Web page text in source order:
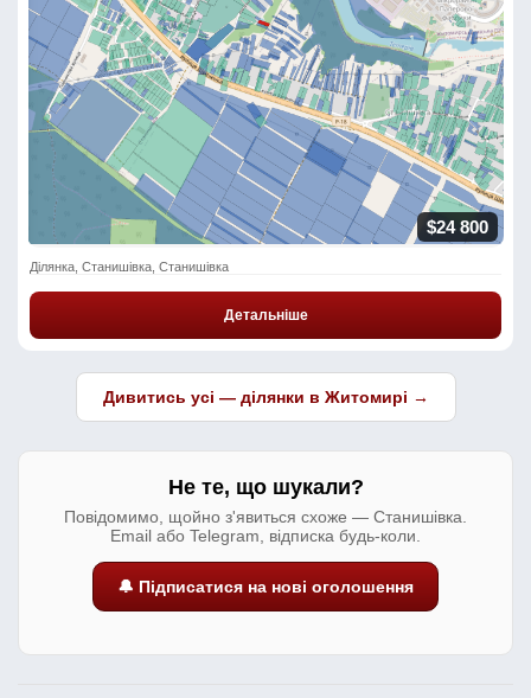
$24 800
Ділянка, Станишівка, Станишівка
Детальніше
Дивитись усі — ділянки в Житомирі →
Не те, що шукали?
Повідомимо, щойно з'явиться схоже — Станишівка.
Email або Telegram, відписка будь-коли.
🔔 Підписатися на нові оголошення